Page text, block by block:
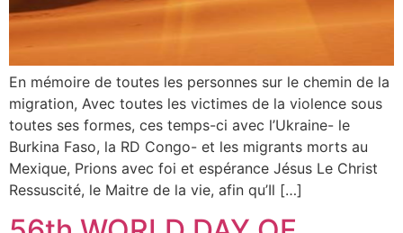
En mémoire de toutes les personnes sur le chemin de la
migration, Avec toutes les victimes de la violence sous
toutes ses formes, ces temps-ci avec l’Ukraine- le
Burkina Faso, la RD Congo- et les migrants morts au
Mexique, Prions avec foi et espérance Jésus Le Christ
Ressuscité, le Maitre de la vie, afin qu’Il […]